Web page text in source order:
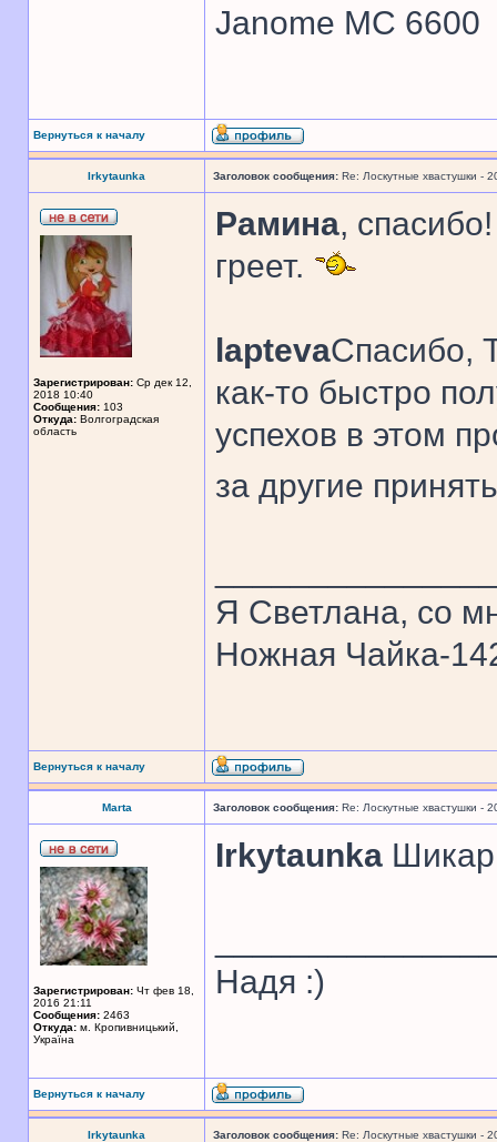
Janome MC 6600
Вернуться к началу
Irkytaunka Заголовок сообщения: Re: Лоскутные хвастушки -
Зарегистрирован: Ср дек 12,
2018 10:40
Сообщения: 103
Откуда: Волгоградская
область
Рамина,
греет.
laptevaСпасибо,
как-то быстро
успехов в этом
за другие
Я Светлана, со
Ножная Чайка-
Вернуться к началу
Marta Заголовок сообщения: Re: Лоскутные хвастушки -
Зарегистрирован: Чт фев 18,
2016 21:11
Сообщения: 2463
Откуда: м. Кропивницький,
Україна
Irkytaunka
Надя :)
Вернуться к началу
Irkytaunka Заголовок сообщения: Re: Лоскутные хвастушки -